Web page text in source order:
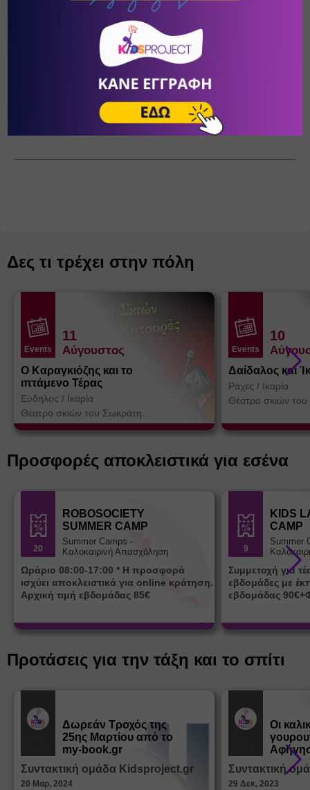
Άλλωστε δεν είναι όλοι οι άνθρωποι γεννημένοι
για να γίνονται γονείς.
⇒ Όλα αυτά και πολλά άλλα στα σεμινάρια
που έρχονται στο
My Life Therapy από τον
Δες τι τρέχει στην πόλη
Events
11
Αύγουστος
Ο Καραγκιόζης και το
ιπτάμενο Τέρας
Εύδηλος / Ικαρία
Θέατρο σκιών του Σωκράτη
Κοτσορέ
Events
10
Δαίδαλος και
Ράχες / Ικαρία
Θέατρο σκιών
Προσφορές αποκλειστικά για εσένα
20
ROBOSOCIETY
SUMMER CAMP
Summer Camps -
Καλοκαιρινή Απασχόληση
Ωράριο 08:00-17:00 * Η προσφορά
ισχύει αποκλειστικά για online κράτηση.
Αρχική τιμή εβδομάδας 85€
9
KIDS
CAMP
Summer
Συμμετοχή για
εβδομάδες με
εβδομάδας
Προτάσεις για την τάξη και το σπίτι
Δωρεάν Tροχός της
25ης Μαρτίου από το
my-book.gr
Συντακτική ομάδα Kidsproject.gr
20 Μαρ, 2024
Οι
από τα
Συντακτική
29 Δεκ, 2023